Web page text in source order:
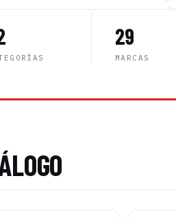
29
MARCAS